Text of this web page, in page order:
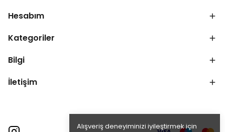
Alışveriş deneyiminizi iyileştirmek için
Hesabım
Kategoriler
Bilgi
İletişim